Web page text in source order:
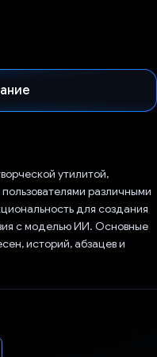
утилитой,
различными
для создания
с моделью ИИ. Основные
историй, абзацев и